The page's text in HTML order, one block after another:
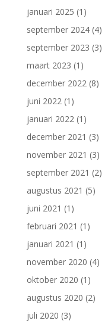
januari 2025 (1)
september 2024(4)
september 2023 (3)
maart 2023 (1)
december 2022(8)
juni 2022(1)
januari 2022(1)
december 2021 (3)
november 2021 (3)
september 2021 (2)
augustus 2021 (5)
juni 2021 (1)
februari 2021 (1)
januari 2021 (1)
november 2020 (4)
oktober 2020 (1)
augustus 2020 (2)
juli 2020 (3)